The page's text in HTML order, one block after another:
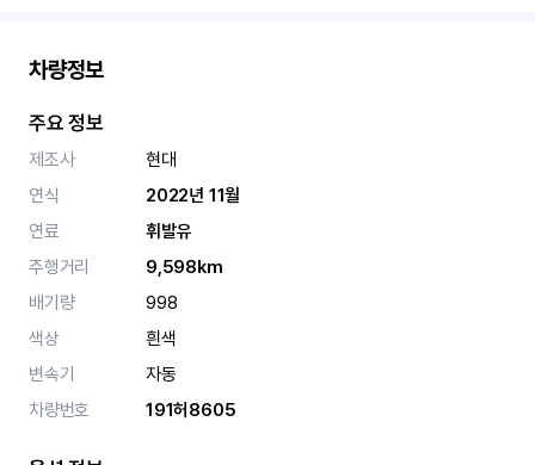
차량정보
주요 정보
제조사
현대
연식
2022년 11월
연료
휘발유
주행거리
9,598km
배기량
998
색상
흰색
변속기
자동
차량번호
191허8605